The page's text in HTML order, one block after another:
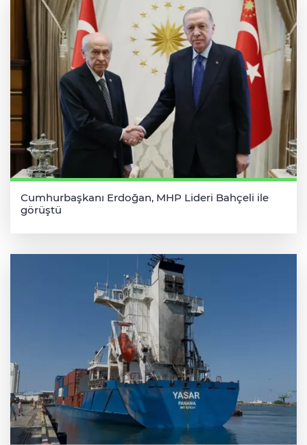
Cumhurbaşkanı Erdoğan, MHP Lideri Bahçeli ile
görüştü